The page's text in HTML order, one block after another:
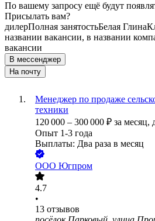
По вашему запросу ещё будут
Присылать вам?
дилерПолная занятостьБелая Глина
названии вакансии, в названии
вакансии
В мессенджер
На почту
Менеджер по продаже
техники
120 000 – 300 000 ₽ за месяц,
Опыт 1-3 года
Выплаты: Два раза в месяц
ООО Югпром
4.7
•
13 отзывов